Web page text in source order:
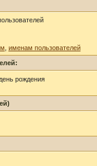
именам пользователей
рождения